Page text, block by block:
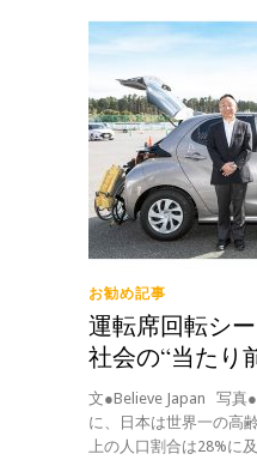
お勧め記事
運転席回転シ
社会の“当たり
文●Believe Japan 写
に、日本は世界一の高
上の人口割合は28%に